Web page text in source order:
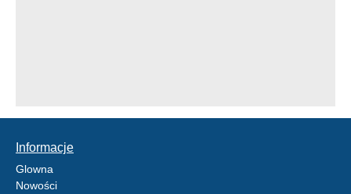
Informacje
Glowna
Nowości